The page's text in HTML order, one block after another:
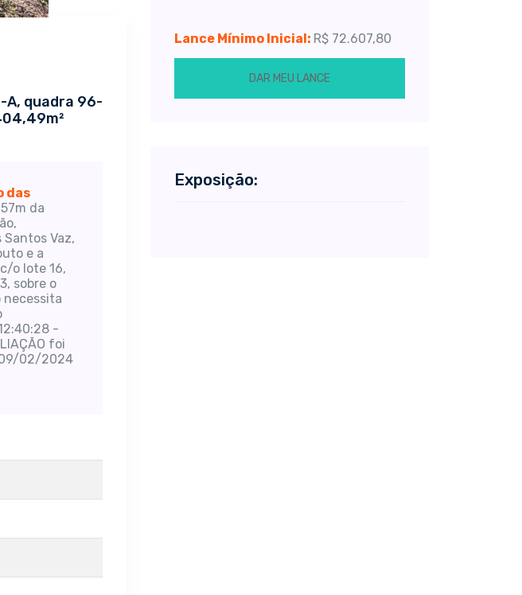
A, quadra 96-
das
da
Vaz,
e a
o lote 16,
sobre o
necessita
-
foi
09/02/2024
Lance Mínimo Inicial: R$ 72.607,80
DAR MEU LANCE
Exposição: